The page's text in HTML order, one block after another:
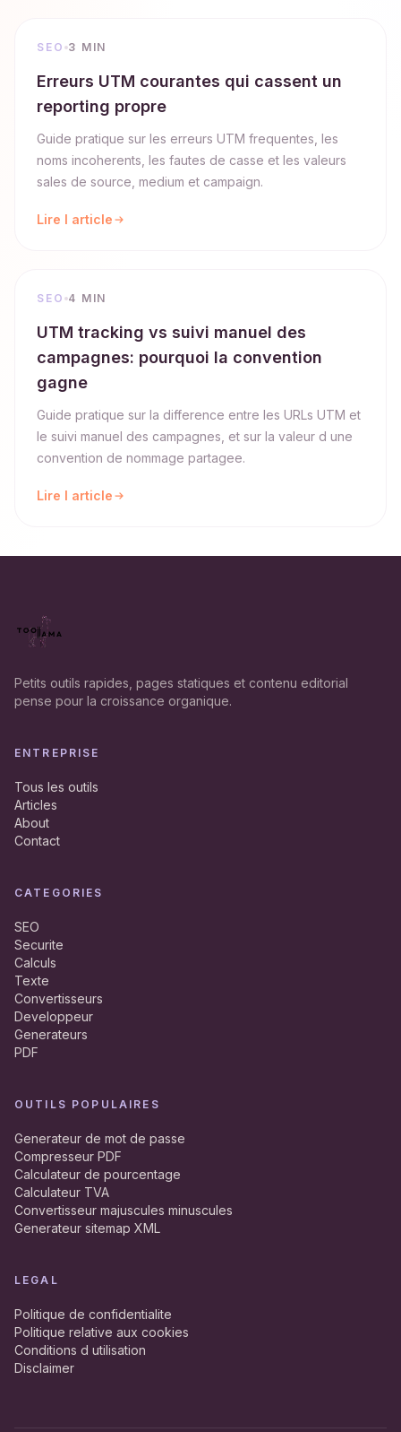
SEO 3 MIN
Erreurs UTM courantes qui cassent un
reporting propre
Guide pratique sur les erreurs UTM frequentes, les
noms incoherents, les fautes de casse et les valeurs
sales de source, medium et campaign.
Lire l article
SEO 4 MIN
UTM tracking vs suivi manuel des
campagnes: pourquoi la convention
gagne
Guide pratique sur la difference entre les URLs UTM et
le suivi manuel des campagnes, et sur la valeur d une
convention de nommage partagee.
Lire l article
Petits outils rapides, pages statiques et contenu editorial
pense pour la croissance organique.
ENTREPRISE
Tous les outils
Articles
About
Contact
CATEGORIES
SEO
Securite
Calculs
Texte
Convertisseurs
Developpeur
Generateurs
PDF
OUTILS POPULAIRES
Generateur de mot de passe
Compresseur PDF
Calculateur de pourcentage
Calculateur TVA
Convertisseur majuscules minuscules
Generateur sitemap XML
LEGAL
Politique de confidentialite
Politique relative aux cookies
Conditions d utilisation
Disclaimer